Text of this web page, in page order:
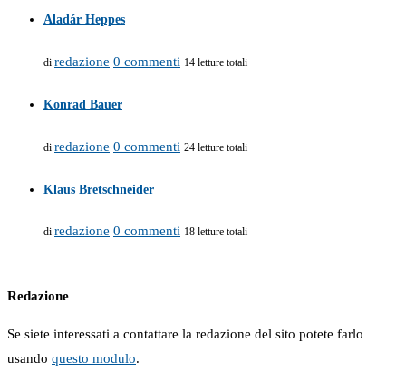
Aladár Heppes
di redazione 0 commenti 14 letture totali
Konrad Bauer
di redazione 0 commenti 24 letture totali
Klaus Bretschneider
di redazione 0 commenti 18 letture totali
Redazione
Se siete interessati a contattare la redazione del sito potete farlo
usando questo modulo.